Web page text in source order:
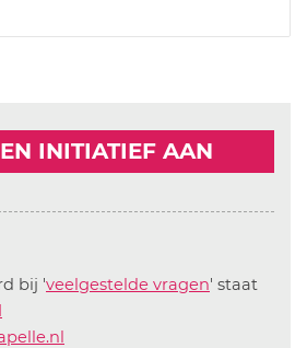
INITIATIEF AAN
bij 'veelgestelde vragen' staat